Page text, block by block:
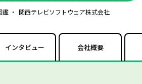
鑑 関西テレビソフトウェア株式会社
インタビュー 会社概要